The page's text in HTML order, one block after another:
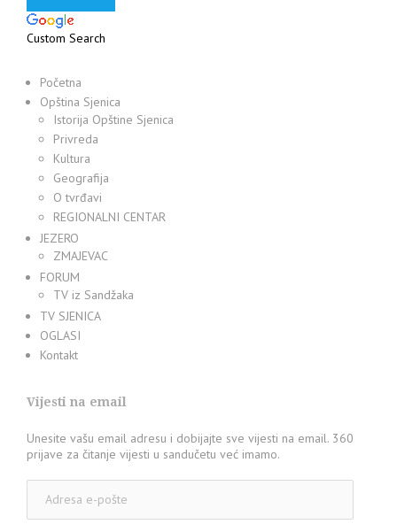
Custom Search
Početna
Opština Sjenica
Istorija Opštine Sjenica
Privreda
Kultura
Geografija
O tvrđavi
REGIONALNI CENTAR
JEZERO
ZMAJEVAC
FORUM
TV iz Sandžaka
TV SJENICA
OGLASI
Kontakt
Vijesti na email
Unesite vašu email adresu i dobijajte sve vijesti na email. 360
prijave za čitanje vijesti u sandučetu već imamo.
pošte